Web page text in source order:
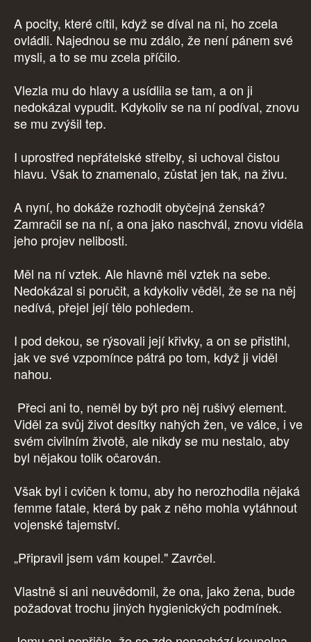
A pocity, které cítil, když se díval na ni, ho zcela
ovládli. Najednou se mu zdálo, že není pánem své
mysli, a to se mu zcela příčilo.
Vlezla mu do hlavy a usídlila se tam, a on ji
nedokázal vypudit. Kdykoliv se na ní podíval, znovu
se mu zvýšil tep.
I uprostřed nepřátelské střelby, si uchoval čistou
hlavu. Však to znamenalo, zůstat jen tak, na živu.
A nyní, ho dokáže rozhodit obyčejná ženská?
Zamračil se na ní, a ona jako naschvál, znovu viděla
jeho projev nelibosti.
Měl na ní vztek. Ale hlavně měl vztek na sebe.
Nedokázal si poručit, a kdykoliv věděl, že se na něj
nedívá, přejel její tělo pohledem.
I pod dekou, se rýsovali její křivky, a on se přistihl,
jak ve své vzpomínce pátrá po tom, když ji viděl
nahou.
Přeci ani to, neměl by být pro něj rušivý element.
Viděl za svůj život desítky nahých žen, ve válce, i ve
svém civilním životě, ale nikdy se mu nestalo, aby
byl nějakou tolik očarován.
Však byl i cvičen k tomu, aby ho nerozhodila nějaká
femme fatale, která by pak z něho mohla vytáhnout
vojenské tajemství.
„Připravil jsem vám koupel." Zavrčel.
Vlastně si ani neuvědomil, že ona, jako žena, bude
požadovat trochu jiných hygienických podmínek.